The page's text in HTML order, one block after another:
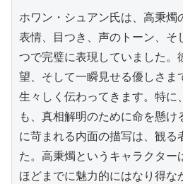
ホワン・シュアン氏は、高秉燭
表情、目つき、声のトーン、そ
つで完璧に表現していました。
望、そして一瞬見せる優しさま
生々しく伝わってきます。特に
も、真相解明のために命を懸
に苛まれる内面の描写は、観る
た。高秉燭というキャラクター
ほどまでに魅力的にはなり得な